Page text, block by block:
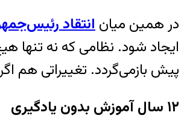
در همین میانانتقاد
ایجاد شود. نظامی که نه تنها
پیش بازمی‌گردد. تغییراتی
۱۲ سال آموزش بدون یادگیری